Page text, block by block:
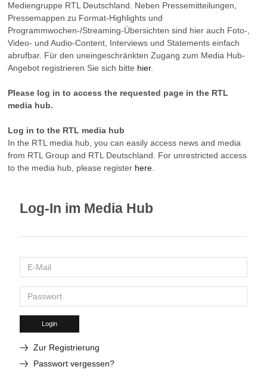
Mediengruppe RTL Deutschland. Neben Pressemitteilungen,
Pressemappen zu Format-Highlights und
Programmwochen-/Streaming-Übersichten sind hier auch Foto-,
Video- und Audio-Content, Interviews und Statements einfach
abrufbar. Für den uneingeschränkten Zugang zum Media Hub-
Angebot registrieren Sie sich bitte hier.
Please log in to access the requested page in the RTL
media hub.
Log in to the RTL media hub
In the RTL media hub, you can easily access news and media
from RTL Group and RTL Deutschland. For unrestricted access
to the media hub, please register here
Log-In im Media Hub
Login
Zur Registrierung
Passwort vergessen?